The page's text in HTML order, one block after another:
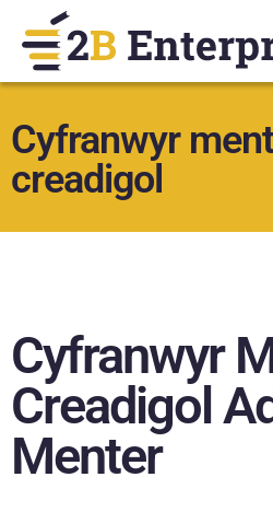
Cyfranwyr
creadigol
Cyfranwyr
Creadigol
Menter